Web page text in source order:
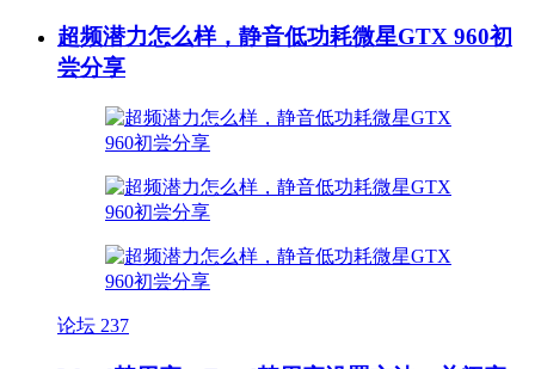
超频潜力怎么样，静音低功耗微星GTX 960初
尝分享
论坛 237